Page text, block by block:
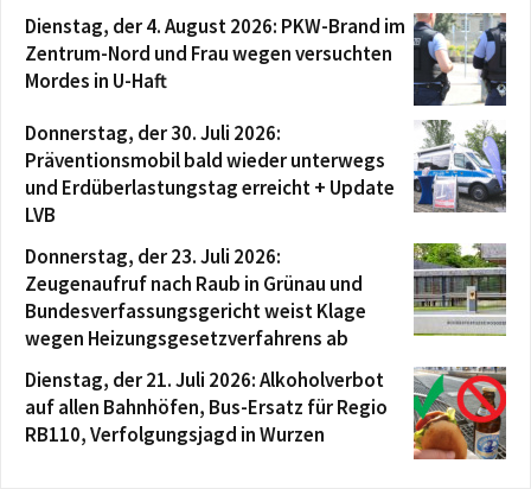
Dienstag, der 4. August 2026: PKW-Brand im
Zentrum-Nord und Frau wegen versuchten
Mordes in U-Haft
Donnerstag, der 30. Juli 2026:
Präventionsmobil bald wieder unterwegs
und Erdüberlastungstag erreicht + Update
LVB
Donnerstag, der 23. Juli 2026:
Zeugenaufruf nach Raub in Grünau und
Bundesverfassungsgericht weist Klage
wegen Heizungsgesetzverfahrens ab
Dienstag, der 21. Juli 2026: Alkoholverbot
auf allen Bahnhöfen, Bus-Ersatz für Regio
RB110, Verfolgungsjagd in Wurzen